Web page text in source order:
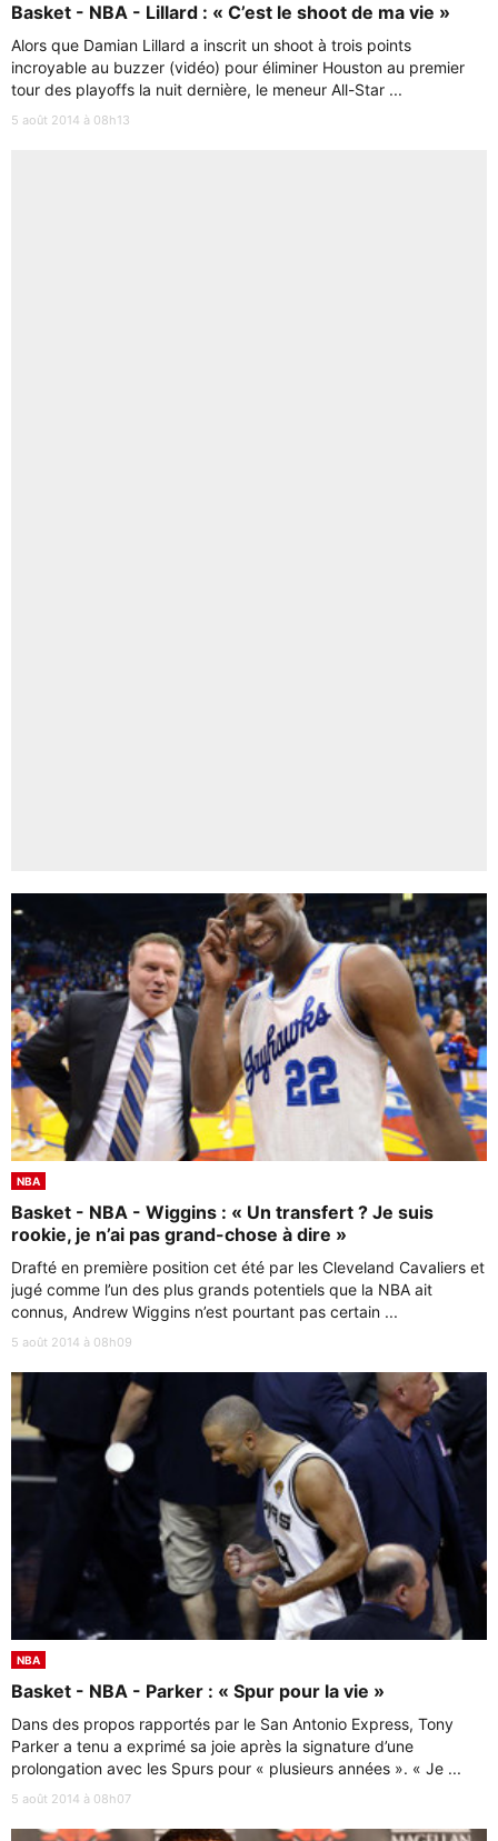
Basket - NBA - Lillard : « C’est le shoot de ma vie »
Alors que Damian Lillard a inscrit un shoot à trois points
incroyable au buzzer (vidéo) pour éliminer Houston au premier
tour des playoffs la nuit dernière, le meneur All-Star ...
5 août 2014 à 08h13
NBA
Basket - NBA - Wiggins : « Un transfert ? Je suis
rookie, je n’ai pas grand-chose à dire »
Drafté en première position cet été par les Cleveland Cavaliers et
jugé comme l’un des plus grands potentiels que la NBA ait
connus, Andrew Wiggins n’est pourtant pas certain ...
5 août 2014 à 08h09
NBA
Basket - NBA - Parker : « Spur pour la vie »
Dans des propos rapportés par le San Antonio Express, Tony
Parker a tenu a exprimé sa joie après la signature d’une
prolongation avec les Spurs pour « plusieurs années ». « Je ...
5 août 2014 à 08h07